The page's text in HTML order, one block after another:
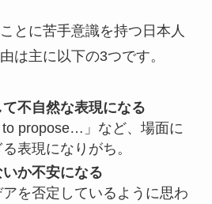
とに苦手意識を持つ日本人
は主に以下の3つです。
不自然な表現になる
propose…」など、場面に
表現になりがち。
か不安になる
を否定しているように思わ